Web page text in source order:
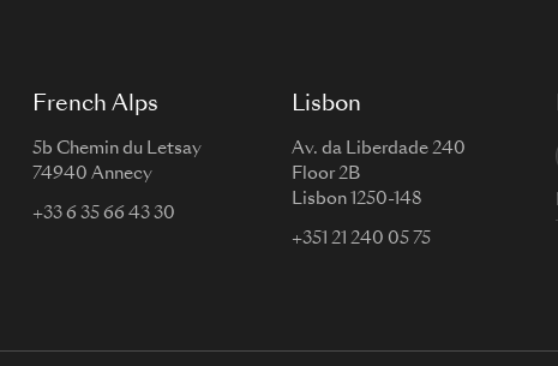
French Alps
5b Chemin du Letsay
74940 Annecy
+33 6 35 66 43 30
Lisbon
Av. da Liberdade 240
Floor 2B
Lisbon 1250-148
+351 21 240 05 75